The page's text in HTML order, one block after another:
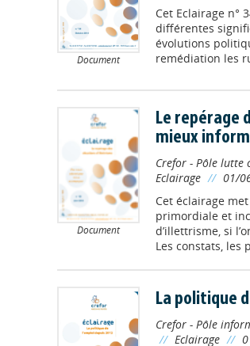
Document
Cet Eclairage n°
différentes
évolutions
remédiation les
Document
Le repérage
mieux
Crefor - Pôle
Eclairage // 01/
Cet éclairage
primordiale et
d’illettrisme, si
Les constats, les
La politique
Crefor - Pôle
// Eclairage //